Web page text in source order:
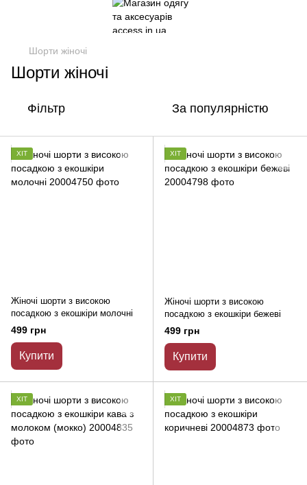
Шорти жіночі
Шорти жіночі
Фільтр За популярністю
ХІТ
Жіночі шорти з високою
посадкою з екошкіри молочні
499 грн
Купити
ХІТ
Жіночі шорти з високою
посадкою з екошкіри бежеві
499 грн
Купити
ХІТ ХІТ